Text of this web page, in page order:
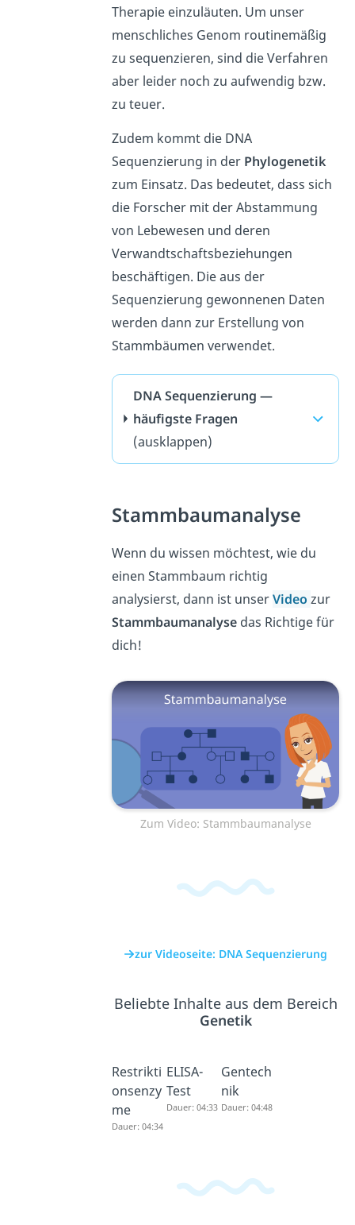
Therapie einzuläuten. Um unser
menschliches Genom routinemäßig
zu sequenzieren, sind die Verfahren
aber leider noch zu aufwendig bzw.
zu teuer.
Zudem kommt die DNA
Sequenzierung in der Phylogenetik
zum Einsatz. Das bedeutet, dass sich
die Forscher mit der Abstammung
von Lebewesen und deren
Verwandtschaftsbeziehungen
beschäftigen. Die aus der
Sequenzierung gewonnenen Daten
werden dann zur Erstellung von
Stammbäumen verwendet.
DNA Sequenzierung —
häufigste Fragen
(ausklappen)
Stammbaumanalyse
Wenn du wissen möchtest, wie du
einen Stammbaum richtig
analysierst, dann ist unserVideozur
Stammbaumanalyse das Richtige für
dich!
Zum Video: Stammbaumanalyse
zur Videoseite: DNA Sequenzierung
Beliebte Inhalte aus dem Bereich
Genetik
Restrikti
onsenzy
me
Dauer: 04:34
ELISA-
Test
Dauer: 04:33
Gentech
nik
Dauer: 04:48